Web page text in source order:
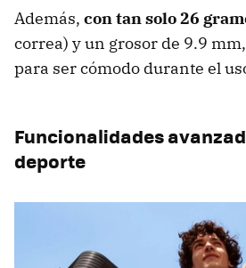
Además, con tan solo 26
correa) y un grosor de 9.9
para ser cómodo durante el
Funcionalidades
deporte